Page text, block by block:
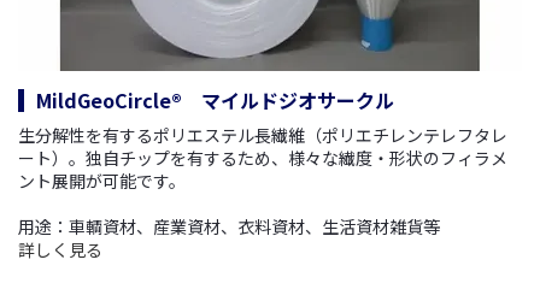
MildGeoCircle® マイルドジオサークル
生分解性を有するポリエステル長繊維（ポリエチレンテレフタレ
ート）。独自チップを有するため、様々な繊度・形状のフィラメ
ント展開が可能です。
用途：車輌資材、産業資材、衣料資材、生活資材雑貨等
詳しく見る